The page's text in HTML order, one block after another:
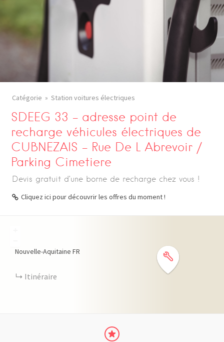
Catégorie Station voitures électriques
SDEEG 33 – adresse point de
recharge véhicules électriques de
CUBNEZAIS – Rue De L Abrevoir /
Parking Cimetiere
Devis gratuit d’une borne de recharge chez vous !
Cliquez ici pour découvrir les offres du moment !
Nouvelle-Aquitaine FR
Itinéraire